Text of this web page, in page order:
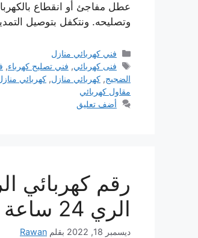
عطل مفاجئ أو انقطاع
وتصليحه. ونتكفل بتوصيل
التصنيفات
فني كهربائي منازل
الوسوم
فنى كهربائي, فني تصليح كهرباء,
الضجيج, كهربائي منازل, كهربائي
مقاول كهربائي
أضف تعليق
الري 24 ساعة
ديسمبر 18, 2022 بقلم Rawan